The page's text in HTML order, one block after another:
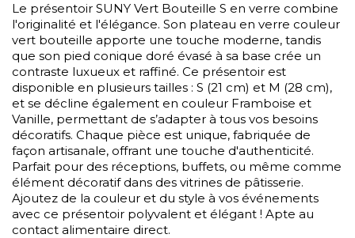
Le présentoir SUNY Vert Bouteille S en verre combine
l'originalité et l'élégance. Son plateau en verre couleur
vert bouteille apporte une touche moderne, tandis
que son pied conique doré évasé à sa base crée un
contraste luxueux et raffiné. Ce présentoir est
disponible en plusieurs tailles : S (21 cm) et M (28 cm),
et se décline également en couleur Framboise et
Vanille, permettant de s’adapter à tous vos besoins
décoratifs. Chaque pièce est unique, fabriquée de
façon artisanale, offrant une touche d'authenticité.
Parfait pour des réceptions, buffets, ou même comme
élément décoratif dans des vitrines de pâtisserie.
Ajoutez de la couleur et du style à vos événements
avec ce présentoir polyvalent et élégant ! Apte au
contact alimentaire direct.